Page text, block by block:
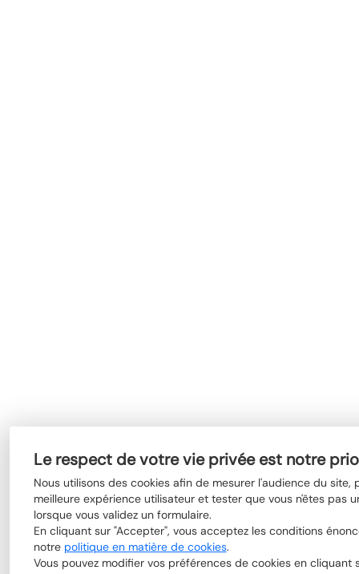
Le respect de votre vie privée est notre
Nous utilisons des cookies afin de mesurer l'audience du site,
meilleure expérience utilisateur et tester que vous n'êtes pas
lorsque vous validez un formulaire.
En cliquant sur "Accepter", vous acceptez les conditions
notre politique en matière de cookies.
Vous pouvez modifier vos préférences de cookies en cliquant